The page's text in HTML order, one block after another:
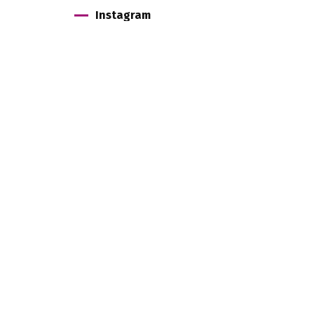
Instagram